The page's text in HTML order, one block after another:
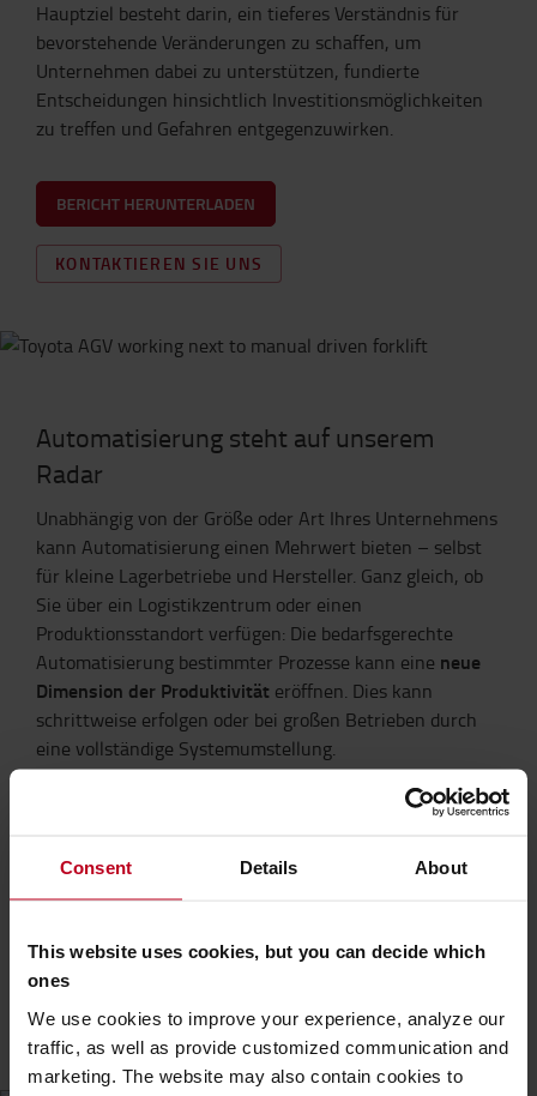
Consent Details About
This website uses cookies, but you can decide which
ones
We use cookies to improve your experience, analyze our
traffic, as well as provide customized communication and
marketing. The website may also contain cookies to
Hauptziel besteht darin, ein tieferes Verständnis für
bevorstehende Veränderungen zu schaffen, um
Unternehmen dabei zu unterstützen, fundierte
Entscheidungen hinsichtlich Investitionsmöglichkeiten
zu treffen und Gefahren entgegenzuwirken.
KONTAKTIEREN SIE UNS
Automatisierung steht auf unserem
Radar
Unabhängig von der Größe oder Art Ihres Unternehmens
kann Automatisierung einen Mehrwert bieten – selbst
für kleine Lagerbetriebe und Hersteller. Ganz gleich, ob
Sie über ein Logistikzentrum oder einen
Produktionsstandort verfügen: Die bedarfsgerechte
Automatisierung bestimmter Prozesse kann eine neue
Dimension der Produktivität eröffnen. Dies kann
schrittweise erfolgen oder bei großen Betrieben durch
eine vollständige Systemumstellung.
ist der innovative Logistikansatz von
Technologien zu einer ganzheitlichen
Automatisierungslösung für den Materialumschlag
Fahrzeuge und unsere Automatisierungssoftware
harmonisch zusammen
koordinieren sich kontinuierlich über T-ONE, unsere
intelligente Software.